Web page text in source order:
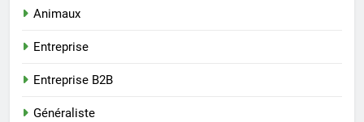
Animaux
Entreprise
Entreprise B2B
Généraliste